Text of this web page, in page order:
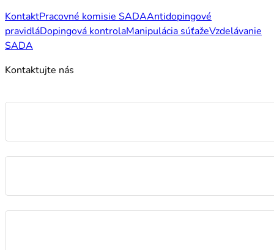
KontaktPracovné komisie SADAAntidopingové
pravidláDopingová kontrolaManipulácia súťažeVzdelávanie
SADA
Kontaktujte nás